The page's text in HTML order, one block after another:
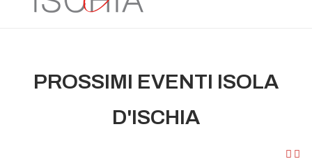
PROSSIMI EVENTI ISOLA
D'ISCHIA